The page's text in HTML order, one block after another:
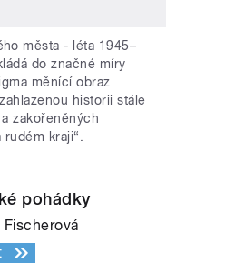
hovořil o hudebním
města - léta 1945–
do značné míry
měnící obraz
historii stále
zakořeněných
kraji“.
pohádky
Fischerová